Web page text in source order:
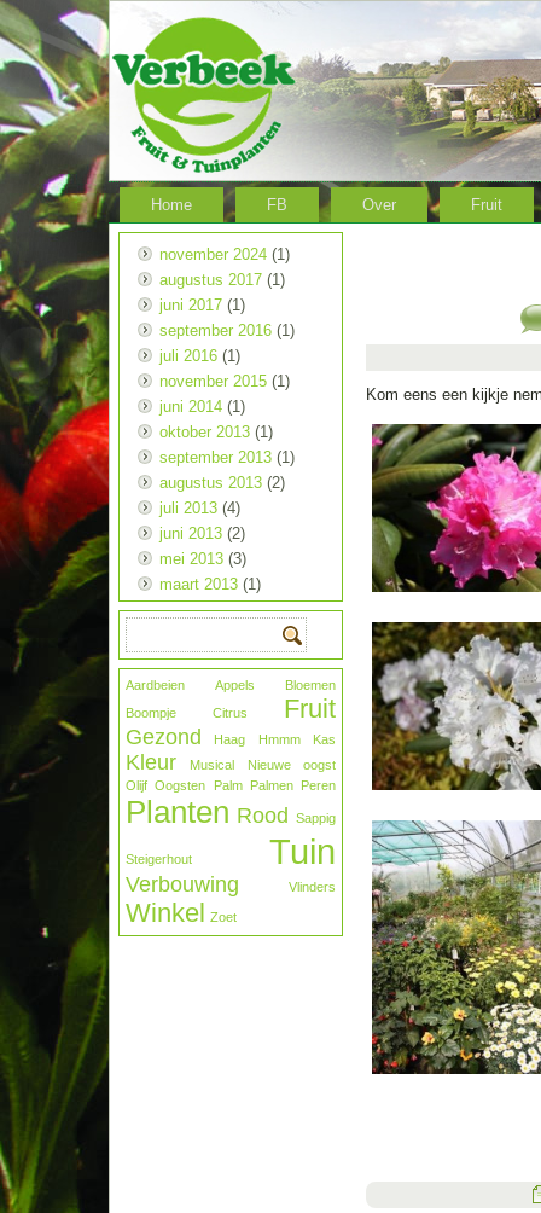
Home FB Over Fruit
november 2024 (1)
augustus 2017 (1)
juni 2017 (1)
september 2016 (1)
juli 2016 (1)
november 2015 (1)
juni 2014 (1)
oktober 2013 (1)
september 2013 (1)
augustus 2013 (2)
juli 2013 (4)
juni 2013 (2)
mei 2013 (3)
maart 2013 (1)
Aardbeien Appels
Bloemen
Boompje
Citrus Fruit
Gezond Haag Hmmm Kas
Kleur Musical
Nieuwe oogst
Olijf Oogsten Palm Palmen Peren
Planten Rood Sappig
Steigerhout Tuin
Verbouwing Vlinders
Winkel Zoet
Kom eens een kijkje